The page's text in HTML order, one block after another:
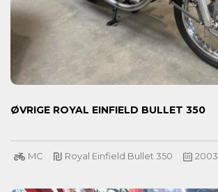
ØVRIGE ROYAL EINFIELD BULLET 350
MC Royal Einfield Bullet 350 2003